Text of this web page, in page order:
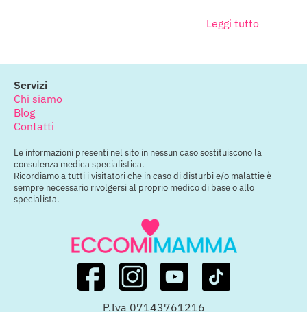
Leggi tutto
Servizi
Chi siamo
Blog
Contatti
Le informazioni presenti nel sito in nessun caso sostituiscono la
consulenza medica specialistica.
Ricordiamo a tutti i visitatori che in caso di disturbi e/o malattie è
sempre necessario rivolgersi al proprio medico di base o allo
specialista.
P.Iva 07143761216